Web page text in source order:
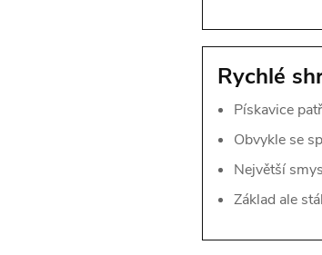
Rychlé
Pískavice
Obvykle se
Největší
Základ ale